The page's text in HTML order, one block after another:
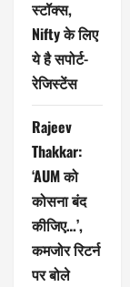
स्टॉक्स,
Nifty के लिए
ये है सपोर्ट-
रेजिस्टेंस
Rajeev
Thakkar:
‘AUM को
कोसना बंद
कीजिए…’,
कमजोर रिटर्न
पर बोले